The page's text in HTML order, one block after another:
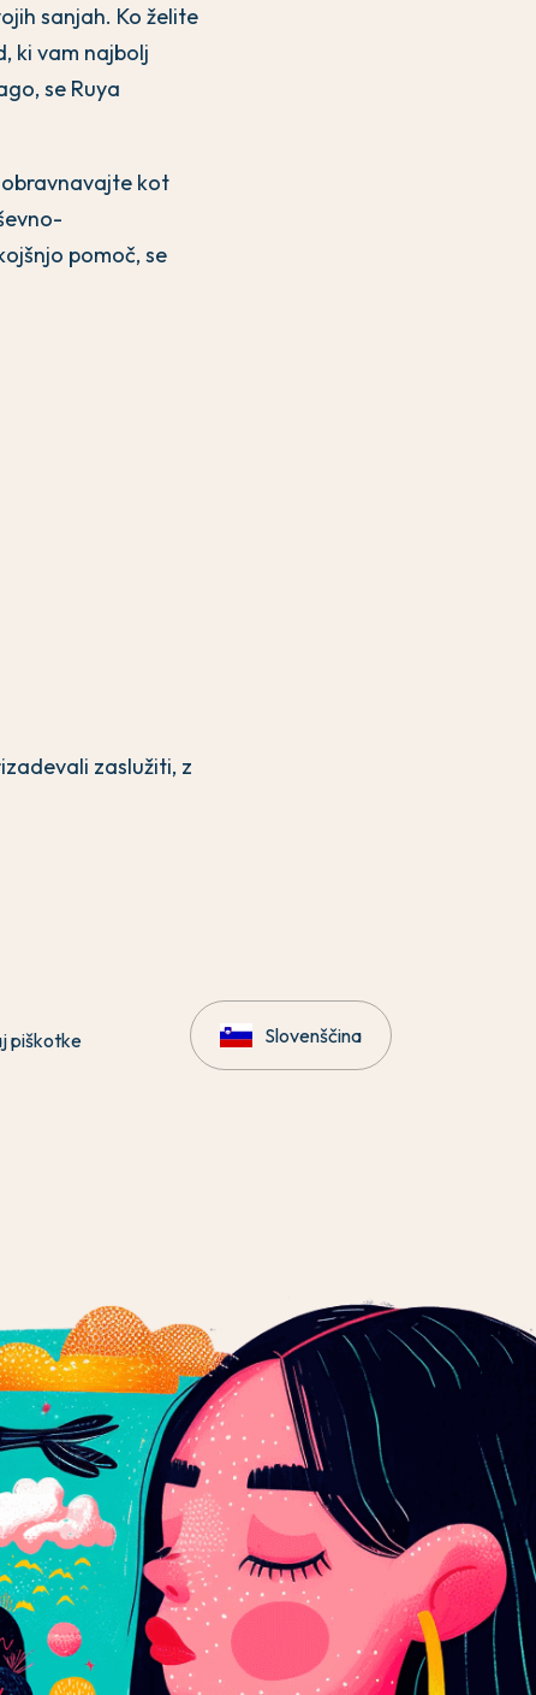
sanjah. Ko želite
ki vam najbolj
se Ruya
kot
pomoč, se
zaslužiti, z
piškotke Slovenščina